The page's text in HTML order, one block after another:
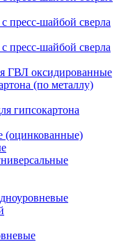
пресс-шайбой сверла
пресс-шайбой сверла
ГВЛ оксидированные
(по металлу)
гипсокартона
(оцинкованные)